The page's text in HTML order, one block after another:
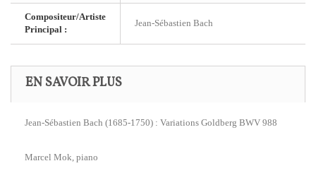
Compositeur/Artiste
Principal :
Jean-Sébastien Bach
EN SAVOIR PLUS
Jean-Sébastien Bach (1685-1750) : Variations Goldberg BWV 988
Marcel Mok, piano